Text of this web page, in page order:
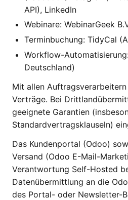
API), LinkedIn
Webinare: WebinarGeek
Terminbuchung: TidyCal
Workflow-
Deutschland)
Mit allen
Verträge. Bei
geeignete Garantien
Standardvertragsklauseln)
Das Kundenportal (Odoo)
Versand (Odoo E-Mail-
Verantwortung Self-Hosted
Datenübermittlung an die
des Portal- oder Newsletter-